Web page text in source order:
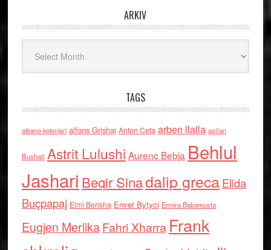
ARKIV
TAGS
albano kolonjari alfons Grishaj Anton Cefa arben llalla asllan
Bushati Astrit Lulushi Aurenc Bebja Behlul
Jashari Beqir Sinadalip grecaElida
Buçpapaj Elmi Berisha Enver Bytyci Ermira Babamusta
Eugjen MerlikaFahri Xharra Frank